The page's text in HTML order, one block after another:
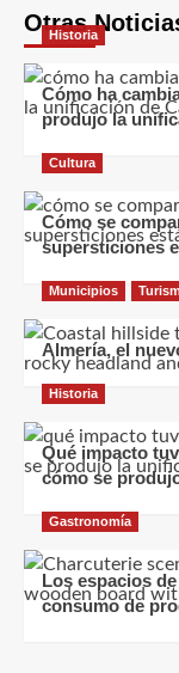
Otras
Historia
Cómo ha
produjo la
Cultura
Cómo se
supersticiones
Municipios
Almería, el
Historia
Qué impacto
cómo se
Gastronomía
Los espacios
consumo de